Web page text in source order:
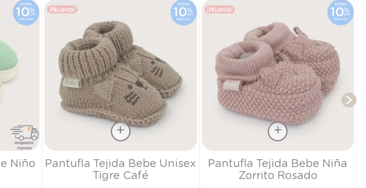
Niño
Talla
Pantufla Tejida Bebe Unisex
Tigre Café
Talla
Pantufla Tejida Bebe Niña
Zorrito Rosado